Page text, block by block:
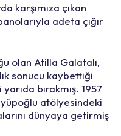
karşımıza çıkan
adeta çığır
olan Atilla Galatalı,
sonucu kaybettiği
bırakmış. 1957
atölyesindeki
dünyaya getirmiş